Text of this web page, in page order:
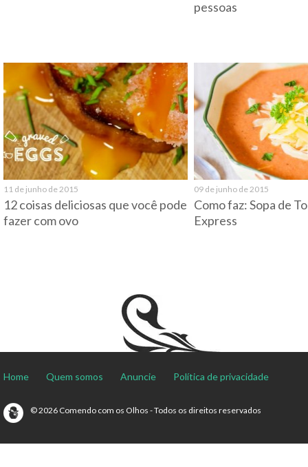
pessoas
11 de junho de 2015
12 coisas deliciosas que você pode
fazer com ovo
09 de junho de 2015
Como faz: Sopa de
Express
Home Quem somos Anuncie Política de privacidade
© 2026 Comendo com os Olhos - Todos os direitos reservados